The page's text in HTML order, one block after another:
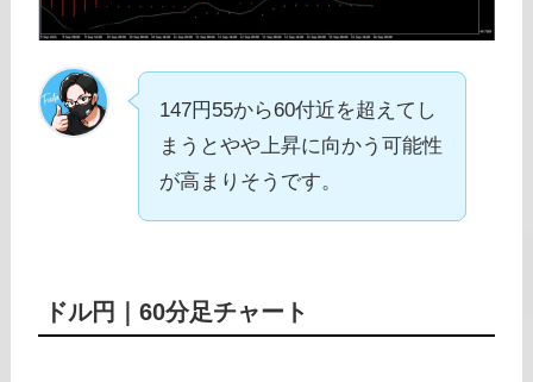
147円55から60付近を超えてし
まうとやや上昇に向かう可能性
が高まりそうです。
ドル円｜60分足チャート